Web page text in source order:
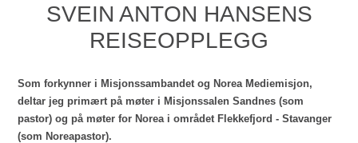
SVEIN ANTON HANSENS
REISEOPPLEGG
Som forkynner i Misjonssambandet og Norea Mediemisjon,
deltar jeg primært på møter i Misjonssalen Sandnes (som
pastor) og på møter for Norea i området Flekkefjord - Stavanger
(som Noreapastor).